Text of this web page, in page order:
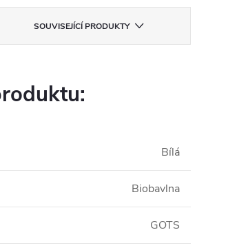
SOUVISEJÍCÍ PRODUKTY
Bílá
Biobavlna
GOTS